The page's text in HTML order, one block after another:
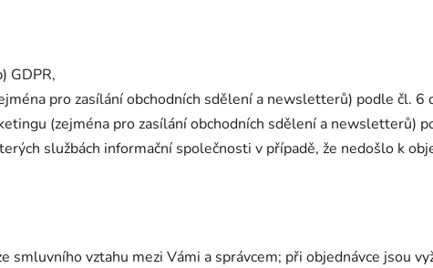
GDPR,
pro zasílání obchodních sdělení a newsletterů) podle čl. 6
(zejména pro zasílání obchodních sdělení a newsletterů)
službách informační společnosti v případě, že nedošlo k
vztahu mezi Vámi a správcem; při objednávce jsou